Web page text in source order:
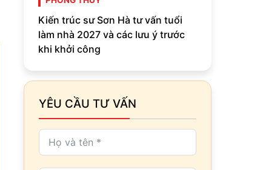
Kiến trúc sư Sơn Hà tư vấn tuổi
làm nhà 2027 và các lưu ý trước
khi khởi công
YÊU CẦU TƯ VẤN